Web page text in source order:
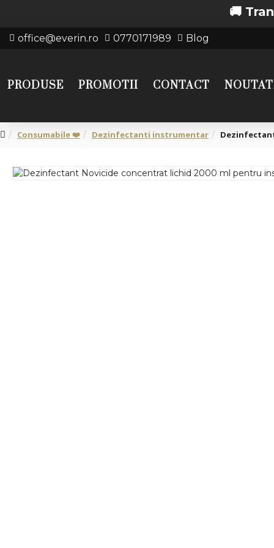
🚚
office@everin.ro 0770171989 Blog
PRODUSE PROMOTII CONTACT
Consumabile ❤️ Dezinfectanti instrumentar